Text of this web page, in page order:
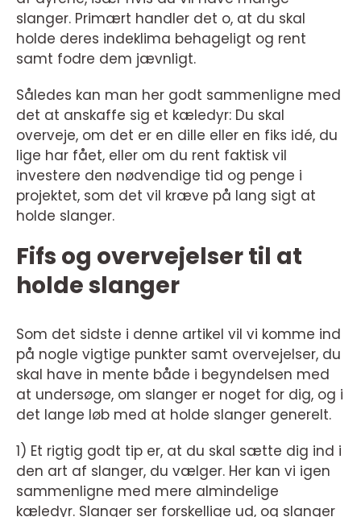
slanger. Primært handler det o, at du skal
holde deres indeklima behageligt og rent
samt fodre dem jævnligt.
Således kan man her godt sammenligne med
det at anskaffe sig et kæledyr: Du skal
overveje, om det er en dille eller en fiks idé, du
lige har fået, eller om du rent faktisk vil
investere den nødvendige tid og penge i
projektet, som det vil kræve på lang sigt at
holde slanger.
Fifs og overvejelser til at
holde slanger
Som det sidste i denne artikel vil vi komme ind
på nogle vigtige punkter samt overvejelser, du
skal have in mente både i begyndelsen med
at undersøge, om slanger er noget for dig, og i
det lange løb med at holde slanger generelt.
1) Et rigtig godt tip er, at du skal sætte dig ind i
den art af slanger, du vælger. Her kan vi igen
sammenligne med mere almindelige
kæledyr. Slanger ser forskellige ud, og slanger